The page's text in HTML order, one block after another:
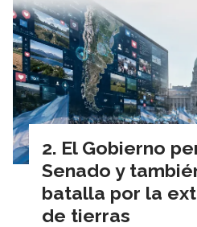
El Gobierno
Senado y
batalla por la
de tierras